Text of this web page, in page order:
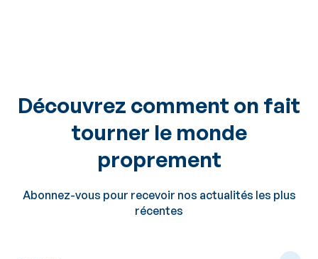
Découvrez comment on fait
tourner le monde
proprement
Abonnez-vous pour recevoir nos actualités les plus
récentes